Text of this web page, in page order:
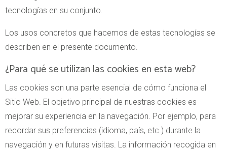
tecnologías en su conjunto.
Los usos concretos que hacemos de estas tecnologías se
describen en el presente documento.
¿Para qué se utilizan las cookies en esta web?
Las cookies son una parte esencial de cómo funciona el
Sitio Web. El objetivo principal de nuestras cookies es
mejorar su experiencia en la navegación. Por ejemplo, para
recordar sus preferencias (idioma, país, etc.) durante la
navegación y en futuras visitas. La información recogida en